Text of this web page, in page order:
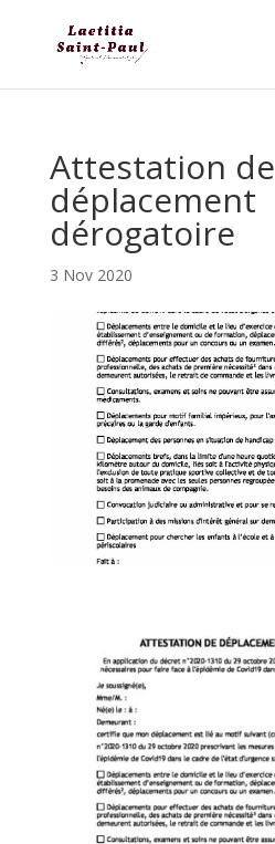
Attestation de
déplacement
dérogatoire
3 Nov 2020